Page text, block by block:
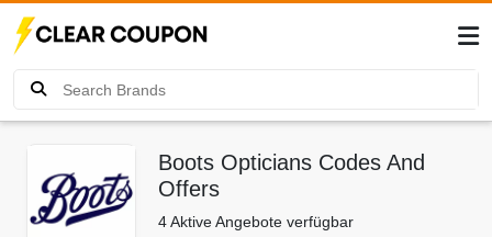
Boots Opticians Codes And
Offers
4 Aktive Angebote verfügbar